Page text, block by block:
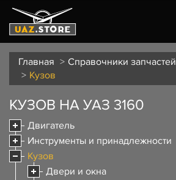
Главная Справочники запчастей
Кузов
КУЗОВ НА УАЗ 3160
Двигатель
Инструменты и принадлежности
Кузов
Двери и окна